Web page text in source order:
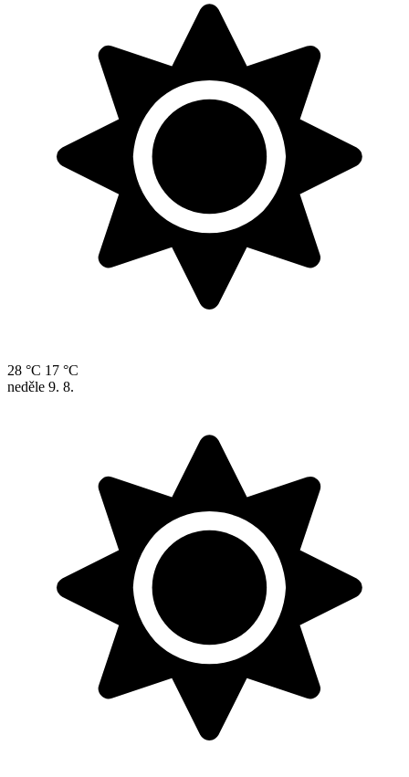
28 °C 17 °C
neděle 9. 8.